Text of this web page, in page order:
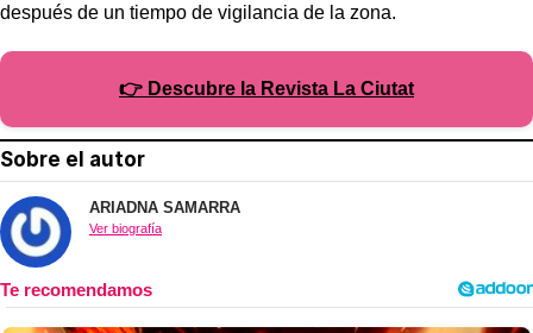
después de un tiempo de vigilancia de la zona.
👉 Descubre la Revista La Ciutat
Sobre el autor
ARIADNA SAMARRA
Ver biografía